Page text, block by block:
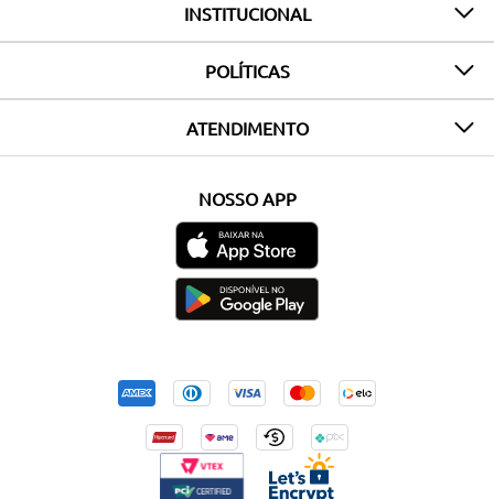
INSTITUCIONAL
POLÍTICAS
ATENDIMENTO
NOSSO APP